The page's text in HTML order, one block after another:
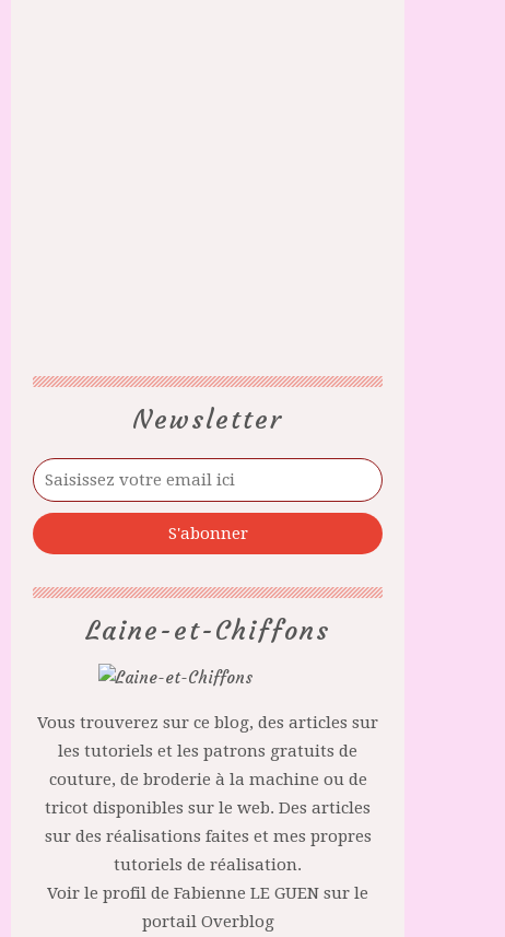
Newsletter
Laine-et-Chiffons
Vous trouverez sur ce blog, des articles sur
les tutoriels et les patrons gratuits de
couture, de broderie à la machine ou de
tricot disponibles sur le web. Des articles
sur des réalisations faites et mes propres
tutoriels de réalisation.
Voir le profil de Fabienne LE GUEN sur le
portail Overblog